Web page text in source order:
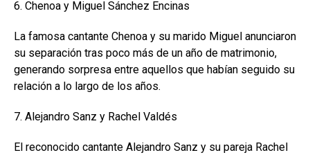
6. Chenoa y Miguel Sánchez Encinas
La famosa cantante Chenoa y su marido Miguel anunciaron
su separación tras poco más de un año de matrimonio,
generando sorpresa entre aquellos que habían seguido su
relación a lo largo de los años.
7. Alejandro Sanz y Rachel Valdés
El reconocido cantante Alejandro Sanz y su pareja Rachel